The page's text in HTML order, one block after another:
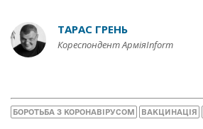
ТАРАС ГРЕНЬ
Кореспондент АрміяInform
БОРОТЬБА З КОРОНАВІРУСОМ ВАКЦИНАЦІЯ